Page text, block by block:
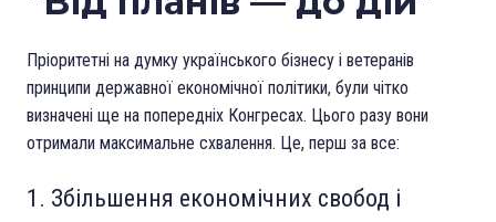
Пріоритетні на думку українського бізнесу і ветеранів
принципи державної економічної політики, були чітко
визначені ще на попередніх Конгресах. Цього разу вони
отримали максимальне схвалення. Це, перш за все:
Збільшення економічних свобод і